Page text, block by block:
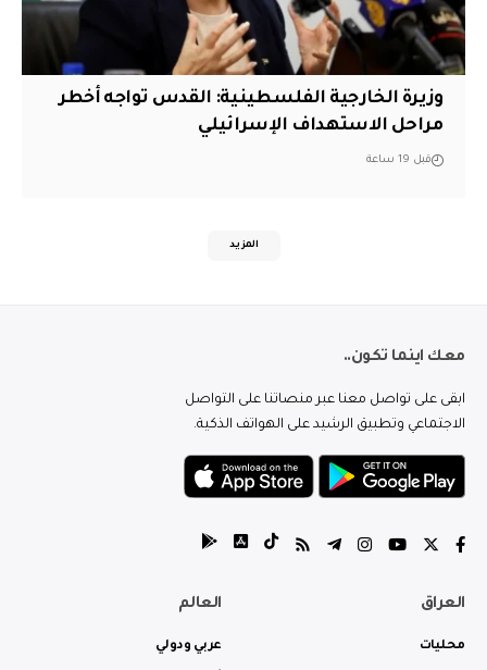
وزيرة الخارجية الفلسطينية: القدس تواجه أخطر
مراحل الاستهداف الإسرائيلي
قبل 19 ساعة
المزيد
معك اينما تكون..
ابقى على تواصل معنا عبر منصاتنا على التواصل
الاجتماعي وتطبيق الرشيد على الهواتف الذكية.
العراق
محليات
العالم
عربي ودولي